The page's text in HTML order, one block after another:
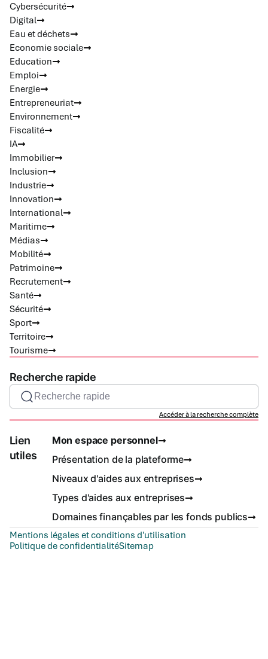
Cybersécurité
Digital
Eau et déchets
Economie sociale
Education
Emploi
Energie
Entrepreneuriat
Environnement
Fiscalité
IA
Immobilier
Inclusion
Industrie
Innovation
International
Maritime
Médias
Mobilité
Patrimoine
Recrutement
Santé
Sécurité
Sport
Territoire
Tourisme
Recherche rapide
Recherche rapide
Accéder à la recherche complète
Lien
utiles
Mon espace personnel
Présentation de la plateforme
Niveaux d'aides aux entreprises
Types d'aides aux entreprises
Domaines finançables par les fonds publics
Mentions légales et conditions d'utilisation
Politique de confidentialitéSitemap